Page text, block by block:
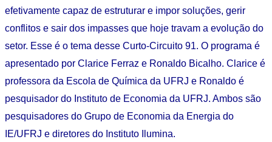
efetivamente capaz de estruturar e impor soluções, gerir
conflitos e sair dos impasses que hoje travam a evolução do
setor. Esse é o tema desse Curto-Circuito 91. O programa é
apresentado por Clarice Ferraz e Ronaldo Bicalho. Clarice é
professora da Escola de Química da UFRJ e Ronaldo é
pesquisador do Instituto de Economia da UFRJ. Ambos são
pesquisadores do Grupo de Economia da Energia do
IE/UFRJ e diretores do Instituto Ilumina.